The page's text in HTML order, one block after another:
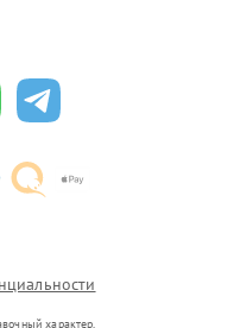
характер.